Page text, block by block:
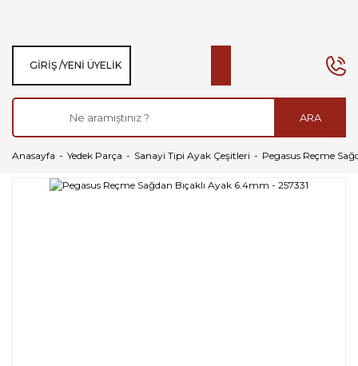
ARA
GIRIŞ /YENI ÜYELIK
Anasayfa Yedek Parça Sanayi Tipi Ayak Çeşitleri Pegasus Reçme